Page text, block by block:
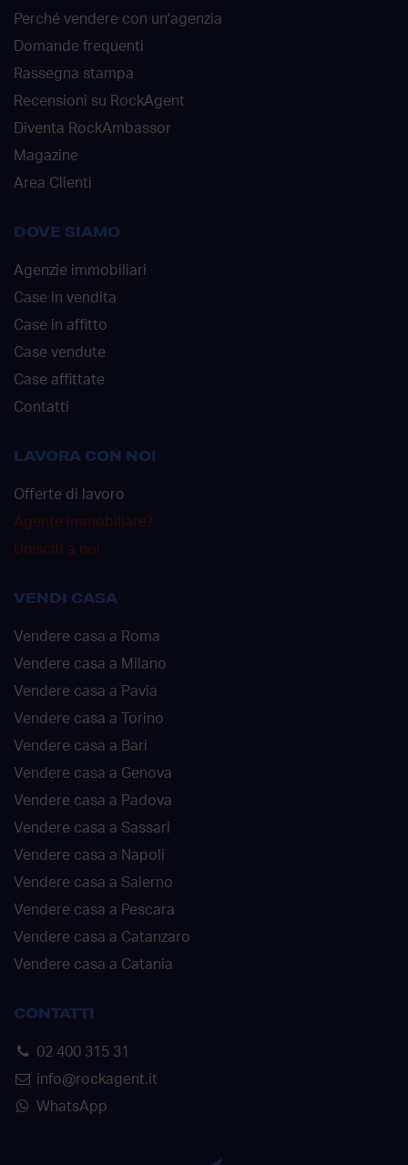
Perché vendere con un'agenzia
Domande frequenti
Rassegna stampa
Recensioni su RockAgent
Diventa RockAmbassor
Magazine
Area Clienti
DOVE SIAMO
Agenzie immobiliari
Case in vendita
Case in affitto
Case vendute
Case affittate
Contatti
LAVORA CON NOI
Offerte di lavoro
Agente immobiliare?
Unisciti a noi
VENDI CASA
Vendere casa a Roma
Vendere casa a Milano
Vendere casa a Pavia
Vendere casa a Torino
Vendere casa a Bari
Vendere casa a Genova
Vendere casa a Padova
Vendere casa a Sassari
Vendere casa a Napoli
Vendere casa a Salerno
Vendere casa a Pescara
Vendere casa a Catanzaro
Vendere casa a Catania
CONTATTI
02 400 315 31
info@rockagent.it
WhatsApp